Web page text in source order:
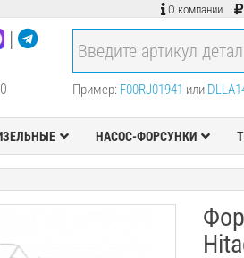
О компании
|
Пример: F00RJ01941 или
НАСОС-ФОРСУНКИ